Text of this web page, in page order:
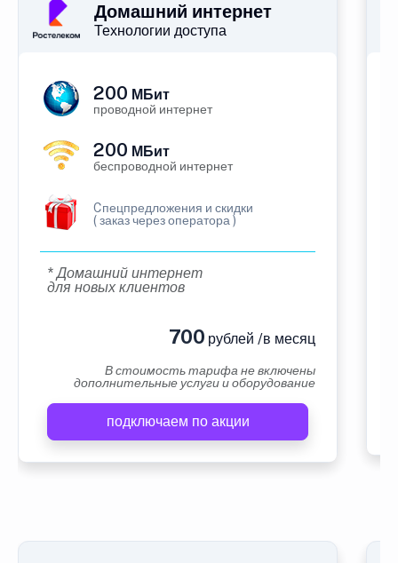
Домашний интернет
Технологии доступа
200 МБит
проводной интернет
200 МБит
беспроводной интернет
Cпецпредложения и скидки
( заказ через оператора )
* Домашний интернет
для новых клиентов
700 рублей /в месяц
В стоимость тарифа не включены
дополнительные услуги и оборудование
подключаем по акции